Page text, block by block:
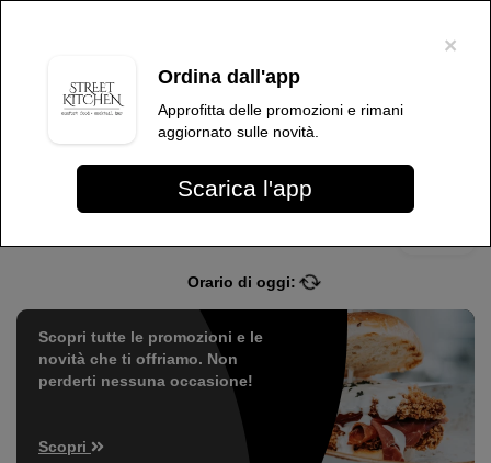
Street Kitchen
Street Kitchen Più info
Orario di oggi:
Scopri tutte le promozioni e le
novità che ti offriamo. Non
perderti nessuna occasione!
Scopri
×
Ordina dall'app
Approfitta delle promozioni e rimani
aggiornato sulle novità.
Scarica l'app